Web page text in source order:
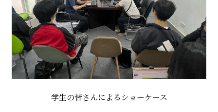
学生の皆さんによるショーケース